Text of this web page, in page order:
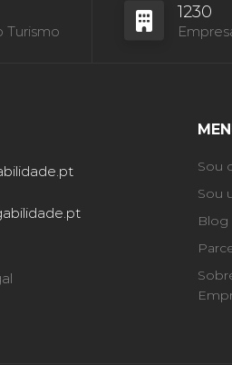
Turismo
1230
Sou
Sou
Blog